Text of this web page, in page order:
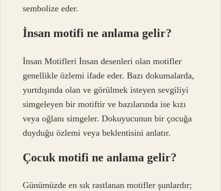
sembolize eder.
İnsan motifi ne anlama gelir?
İnsan Motifleri İnsan desenleri olan motifler
genellikle özlemi ifade eder. Bazı dokumalarda,
yurtdışında olan ve görülmek isteyen sevgiliyi
simgeleyen bir motiftir ve bazılarında ise kızı
veya oğlanı simgeler. Dokuyucunun bir çocuğa
duyduğu özlemi veya beklentisini anlatır.
Çocuk motifi ne anlama gelir?
Günümüzde en sık rastlanan motifler şunlardır;